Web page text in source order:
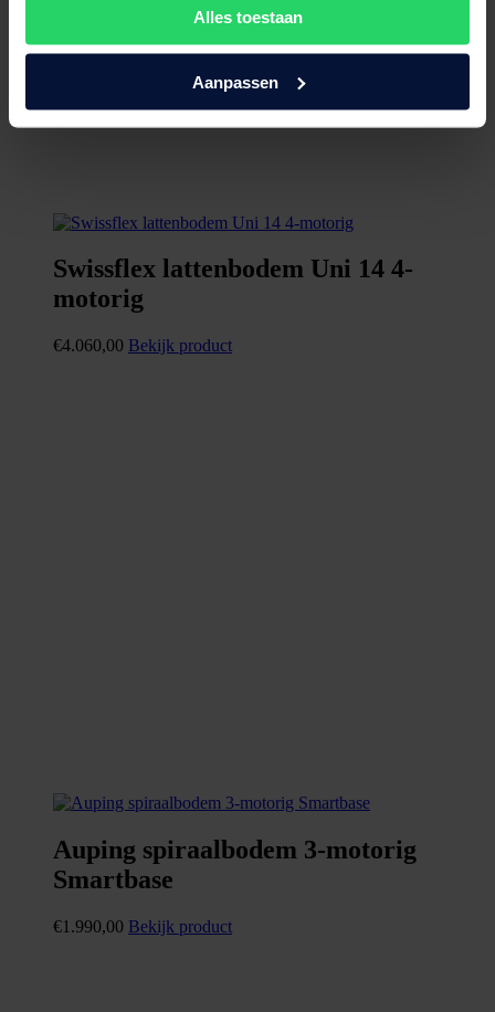
Alles toestaan
Aanpassen
Swissflex lattenbodem Uni 14 4-
motorig
€4.060,00 Bekijk product
Auping spiraalbodem 3-motorig
Smartbase
€1.990,00 Bekijk product